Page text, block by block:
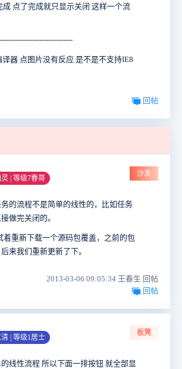
成 点了完成就只显示关闭 这样一个流
器 点图片没有反应 是不是不支持IE8
回帖
灵 | 等级7春哥
沙发
的流程不是简单的线性的，比如任务
做完关闭的。
着重新下载一个源码包覆盖，之前的包
来我们重新更新了下。
2013-03-06 09:05:34 王春生 回帖
回帖
| 等级1居士
板凳
线性流程 所以下面一排按钮 就全部显